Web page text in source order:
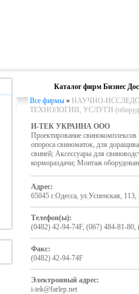
Каталог фирм Бизнес
Все фирмы » НАУЧНО-
ТЕХНОЛОГИИ, УСЛУГИ
И-ТЕК УКРАИНА ООО
Проектирование
опороса свиноматок, для
свиней; Аксессуары для
кормораздачи; Монтаж
Адрес:
65045 г.Одесса, ул.Успенская, 113,
Телефон(ы):
(0482) 42-94-74F, (067) 484-81-80,
Факс:
(0482) 42-94-74F
Электронный адрес:
i-tek@farlep.net